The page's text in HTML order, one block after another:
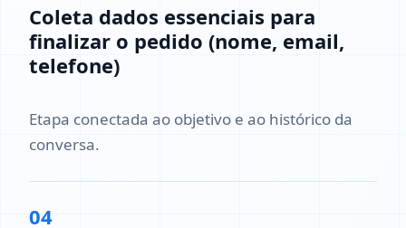
Coleta dados essenciais para
finalizar o pedido (nome, email,
telefone)
Etapa conectada ao objetivo e ao histórico da
conversa.
04